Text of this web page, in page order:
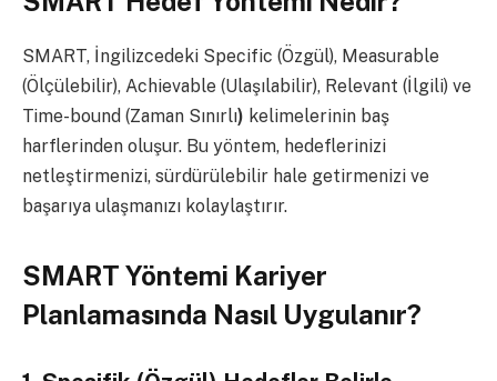
SMART, İngilizcedeki Specific (Özgül), Measurable
(Ölçülebilir), Achievable (Ulaşılabilir), Relevant (İlgili) ve
Time-bound (Zaman Sınırlı) kelimelerinin baş
harflerinden oluşur. Bu yöntem, hedeflerinizi
netleştirmenizi, sürdürülebilir hale getirmenizi ve
başarıya ulaşmanızı kolaylaştırır.
SMART Yöntemi Kariyer
Planlamasında Nasıl Uygulanır?